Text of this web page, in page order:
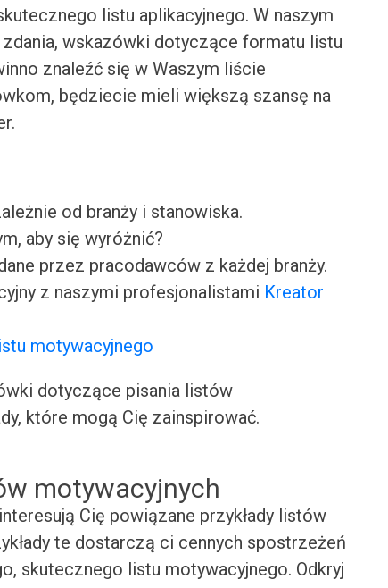
listu aplikacyjnego. W naszym
wskazówki dotyczące formatu listu
znaleźć się w Waszym liście
będziecie mieli większą szansę na
od branży i stanowiska.
aby się wyróżnić?
przez pracodawców z każdej branży.
z naszymi profesjonalistami Kreator
motywacyjnego
dotyczące pisania listów
które mogą Cię zainspirować.
motywacyjnych
Cię powiązane przykłady listów
te dostarczą ci cennych spostrzeżeń
skutecznego listu motywacyjnego. Odkryj